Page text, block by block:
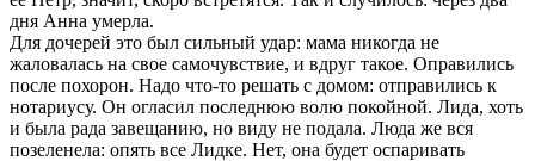
дня Анна умерла.
Для дочерей это был сильный удар: мама никогда не
жаловалась на свое самочувствие, и вдруг такое. Оправились
после похорон. Надо что-то решать с домом: отправились к
нотариусу. Он огласил последнюю волю покойной. Лида, хоть
и была рада завещанию, но виду не подала. Люда же вся
позеленела: опять все Лидке. Нет, она будет оспаривать